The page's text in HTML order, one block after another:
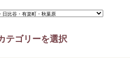
テゴリーを選択